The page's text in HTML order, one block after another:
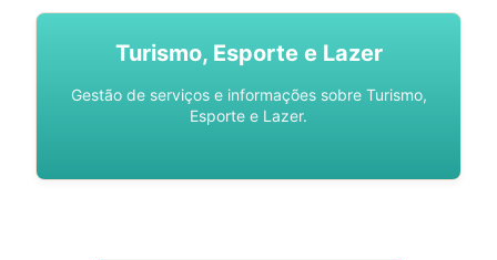
Turismo, Esporte e Lazer
Gestão de serviços e informações sobre Turismo,
Esporte e Lazer.